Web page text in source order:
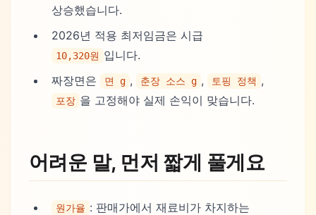
상승했습니다.
2026년 적용 최저임금은 시급
10,320원 입니다.
짜장면은
면 g , 춘장 소스 g , 토핑 정책 ,
포장 을 고정해야 실제 손익이 맞습니다.
어려운 말, 먼저 짧게 풀게요
원가율 : 판매가에서 재료비가 차지하는